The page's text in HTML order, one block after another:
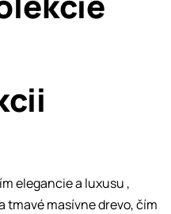
elegancie a luxusu ,
tmavé masívne drevo, čím